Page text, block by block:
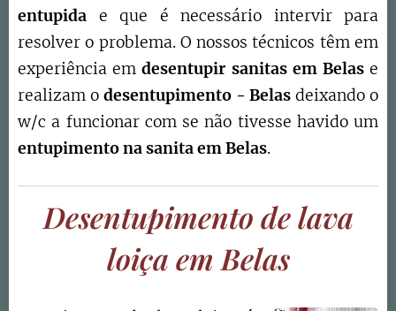
entupida e que é necessário intervir para
resolver o problema. O nossos técnicos têm em
experiência emdesentupir sanitas em Belase
realizam o desentupimento -Belas deixando o
w/c a funcionar com se não tivesse havido um
entupimento na sanita emBelas.
Desentupimento de lava
loiça em Belas